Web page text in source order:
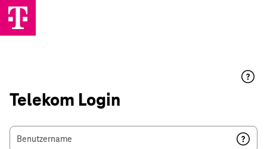
Telekom Login
Benutzername